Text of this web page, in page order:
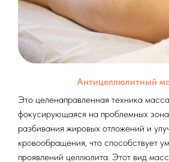
Антицеллюлитный
Это целенаправленная техника
фокусирующаяся на проблемных
разбивания жировых отложений и
кровообращения, что способствует
проявлений целлюлита. Этот вид